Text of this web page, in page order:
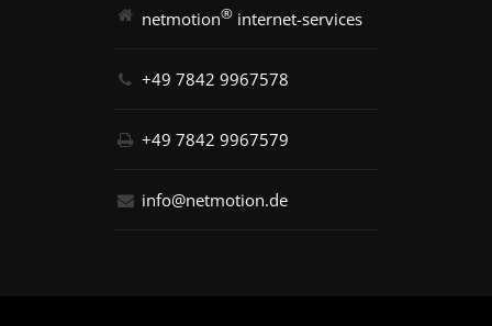
netmotion® internet-services
+49 7842 9967578
+49 7842 9967579
info@netmotion.de